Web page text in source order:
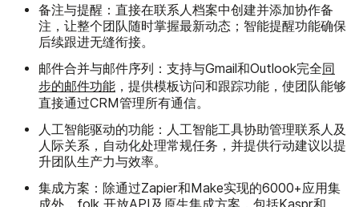
备注与提醒： 直接在联系人档案中创建并添加协作备
注，让整个团队随时掌握最新动态；智能提醒功能确保
后续跟进无缝衔接。
邮件合并与邮件序列： 支持与Gmail和Outlook完全同
步的邮件功能 ，提供模板访问和跟踪功能，使团队能够
直接通过CRM管理所有通信。
人工智能驱动的功能： 人工智能工具协助管理联系人及
人际关系，自动化处理常规任务，并提供行动建议以提
升团队生产力与效率。
集成方案： 除通过Zapier和Make实现的6000+应用集